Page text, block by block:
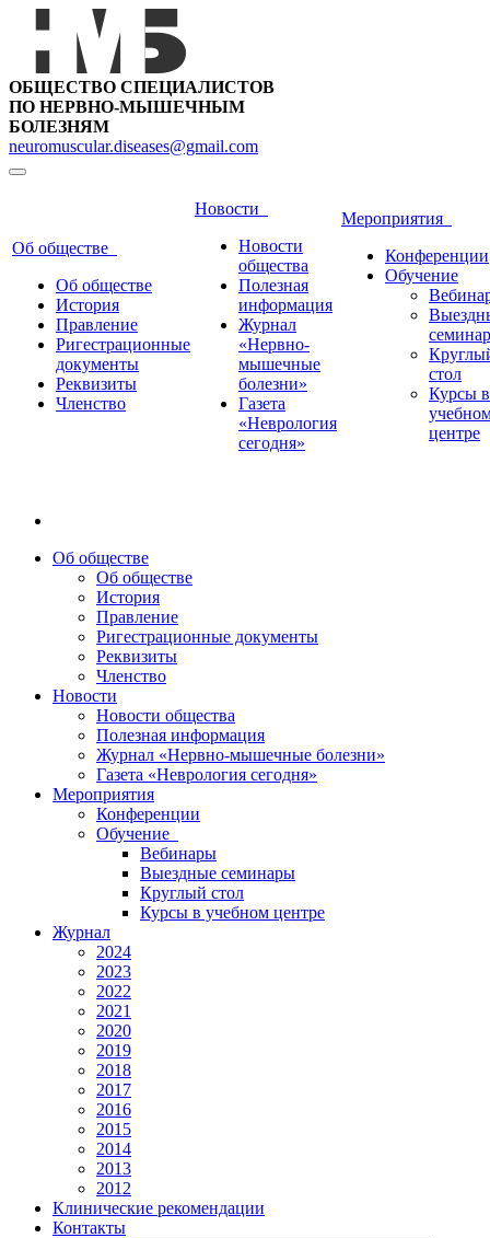
ОБЩЕСТВО СПЕЦИАЛИСТОВ
ПО НЕРВНО-МЫШЕЧНЫМ
БОЛЕЗНЯМ
neuromuscular.diseases@gmail.com
Об обществе
Об обществе
История
Правление
Ригестрационные
документы
Реквизиты
Членство
Новости
Новости
общества
Полезная
информация
Журнал
«Нервно-
мышечные
болезни»
Газета
«Неврология
сегодня»
Мероприятия
Конференции
Обучение
стол
Курсы в
центре
Об обществе
Об обществе
История
Правление
Ригестрационные документы
Реквизиты
Членство
Новости
Новости общества
Полезная информация
Журнал «Нервно-мышечные болезни»
Газета «Неврология сегодня»
Мероприятия
Конференции
Обучение
Вебинары
Выездные семинары
Круглый стол
Курсы в учебном центре
Журнал
2024
2023
2022
2021
2020
2019
2018
2017
2016
2015
2014
2013
2012
Клинические рекомендации
Контакты